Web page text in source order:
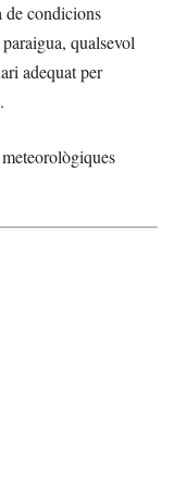
de condicions
qualsevol
adequat per